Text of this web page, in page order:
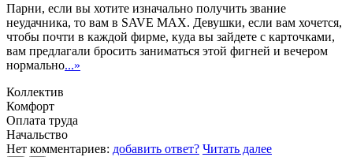
Парни, если вы хотите изначально получить звание
неудачника, то вам в SAVE MAX. Девушки, если вам хочется,
чтобы почти в каждой фирме, куда вы зайдете с карточками,
вам предлагали бросить заниматься этой фигней и вечером
нормально...»
Коллектив
Комфорт
Оплата труда
Начальство
Нет комментариев: добавить ответ? Читать далее